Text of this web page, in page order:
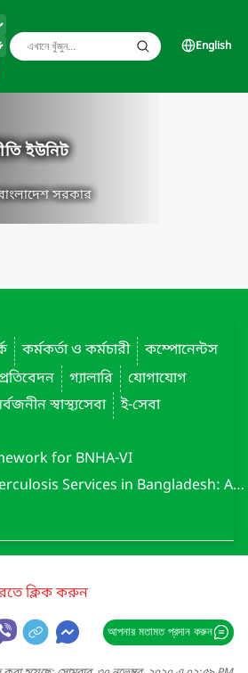
English
ইউনিট
বাংলাদেশ সরকার
কর্মকর্তা ও কর্মচারী
কম্পোনেন্টস
গ্যালারি
যোগাযোগ
স্বাস্থ্যসেবা
ই-সেবা
for BNHA-VI
Contracting of Tuberculosis Services in Bangladesh: Assessment Report (May 2022)
ক্লিক করুন
আপনার মতামত প্রদান করুন